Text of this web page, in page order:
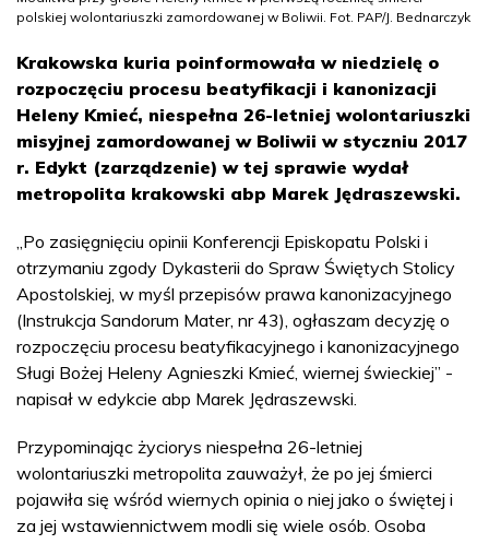
polskiej wolontariuszki zamordowanej w Boliwii. Fot. PAP/J. Bednarczyk
Krakowska kuria poinformowała w niedzielę o
rozpoczęciu procesu beatyfikacji i kanonizacji
Heleny Kmieć, niespełna 26-letniej wolontariuszki
misyjnej zamordowanej w Boliwii w styczniu 2017
r. Edykt (zarządzenie) w tej sprawie wydał
metropolita krakowski abp Marek Jędraszewski.
„Po zasięgnięciu opinii Konferencji Episkopatu Polski i
otrzymaniu zgody Dykasterii do Spraw Świętych Stolicy
Apostolskiej, w myśl przepisów prawa kanonizacyjnego
(Instrukcja Sandorum Mater, nr 43), ogłaszam decyzję o
rozpoczęciu procesu beatyfikacyjnego i kanonizacyjnego
Sługi Bożej Heleny Agnieszki Kmieć, wiernej świeckiej” -
napisał w edykcie abp Marek Jędraszewski.
Przypominając życiorys niespełna 26-letniej
wolontariuszki metropolita zauważył, że po jej śmierci
pojawiła się wśród wiernych opinia o niej jako o świętej i
za jej wstawiennictwem modli się wiele osób. Osoba